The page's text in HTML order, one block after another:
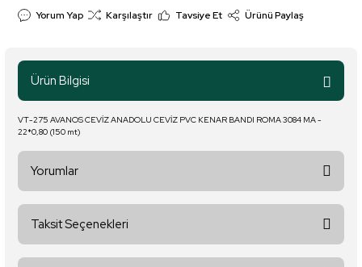
Yorum Yap Karşılaştır Tavsiye Et Ürünü Paylaş
Ürün Bilgisi
VT-275 AVANOS CEVİZ ANADOLU CEVİZ PVC KENAR BANDI ROMA 3084 MA -
22*0,80 (150 mt)
Yorumlar
Taksit Seçenekleri